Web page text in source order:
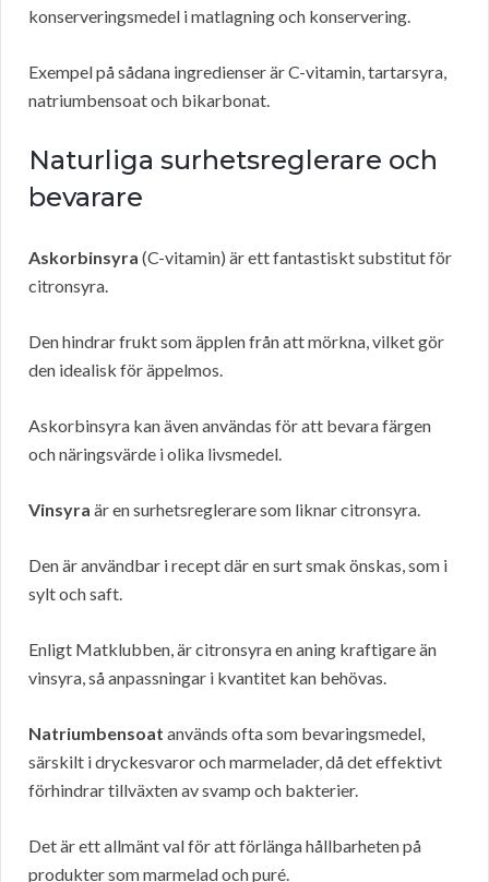
konserveringsmedel i matlagning och konservering.
Exempel på sådana ingredienser är C-vitamin, tartarsyra,
natriumbensoat och bikarbonat.
Naturliga surhetsreglerare och
bevarare
Askorbinsyra (C-vitamin) är ett fantastiskt substitut för
citronsyra.
Den hindrar frukt som äpplen från att mörkna, vilket gör
den idealisk för äppelmos.
Askorbinsyra kan även användas för att bevara färgen
och näringsvärde i olika livsmedel.
Vinsyra är en surhetsreglerare som liknar citronsyra.
Den är användbar i recept där en surt smak önskas, som i
sylt och saft.
Enligt Matklubben, är citronsyra en aning kraftigare än
vinsyra, så anpassningar i kvantitet kan behövas.
Natriumbensoat används ofta som bevaringsmedel,
särskilt i dryckesvaror och marmelader, då det effektivt
förhindrar tillväxten av svamp och bakterier.
Det är ett allmänt val för att förlänga hållbarheten på
produkter som marmelad och puré.